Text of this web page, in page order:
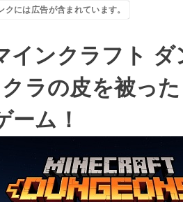
には広告が含まれています。
インクラフト
ラの皮を被っ
ーム！